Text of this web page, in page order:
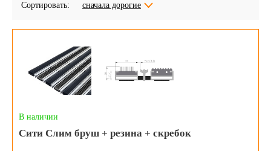
Сортировать: сначала дорогие
В наличии
Сити Слим бруш + резина + скребок